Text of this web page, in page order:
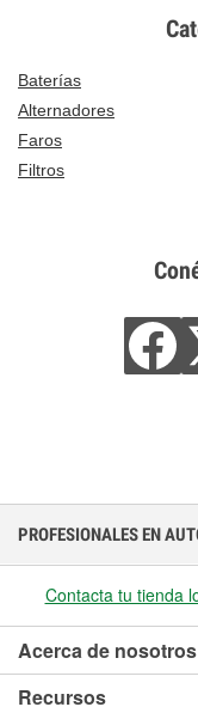
Baterías
Alternadores
Faros
Filtros
PROFESIONALES EN
Contacta tu tienda
Acerca de nosotros
Recursos